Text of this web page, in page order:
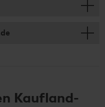
Kaufland-